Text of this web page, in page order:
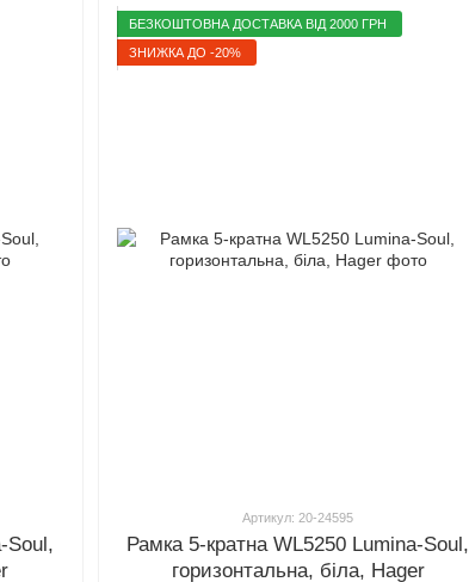
Soul,
БЕЗКОШТОВНА ДОСТАВКА ВІД 2000 ГРН
ЗНИЖКА ДО -20%
Артикул: 20-24595
Рамка 5-кратна WL5250 Lumina-Soul,
горизонтальна, біла, Hager